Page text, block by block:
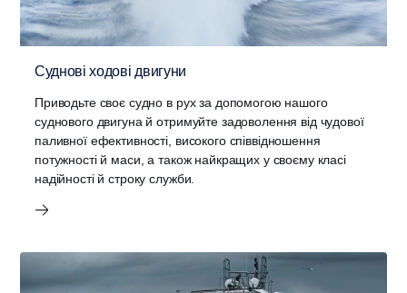
Суднові ходові двигуни
Приводьте своє судно в рух за допомогою нашого
суднового двигуна й отримуйте задоволення від чудової
паливної ефективності, високого співвідношення
потужності й маси, а також найкращих у своєму класі
надійності й строку служби.